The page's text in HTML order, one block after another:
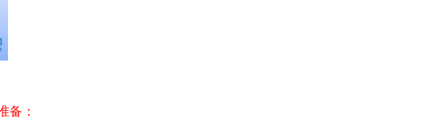
备：